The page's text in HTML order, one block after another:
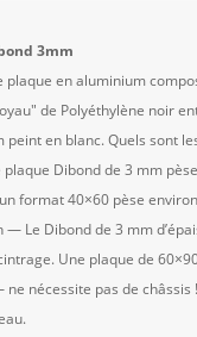
3mm
plaque en aluminium
de Polyéthylène noir
en blanc. Quels sont
Dibond de 3 mm
format 40×60 pèse
— Le Dibond de 3 mm
Une plaque de
ne nécessite pas de châssis